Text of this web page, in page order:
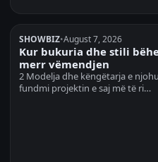
SHOWBIZ•August 7, 2026
Kur bukuria dhe stili
merr vëmendjen
2 Modelja dhe këngëtarja e
fundmi projektin e saj më të ri…